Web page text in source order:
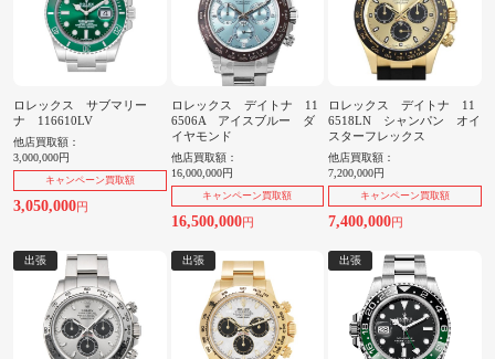
ロレックス サブマリー
ナ 116610LV
他店買取額：
3,000,000円
キャンペーン買取額
3,050,000円
ロレックス デイトナ 11
6506A アイスブルー ダ
イヤモンド
他店買取額：
16,000,000円
キャンペーン買取額
16,500,000円
ロレックス デイトナ 11
6518LN シャンパン オイ
スターフレックス
他店買取額：
7,200,000円
キャンペーン買取額
7,400,000円
出張 出張 出張